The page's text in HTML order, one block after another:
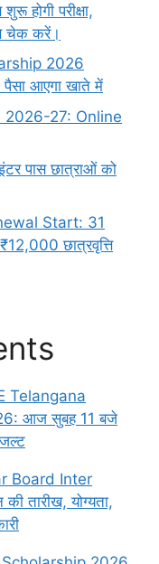
होगी परीक्षा,
चेक करें।
2026
आएगा खाते में
2026-27: Online
पास छात्राओं को
Start: 31
छात्रवृत्ति
Telangana
आज सुबह 11 बजे
Board Inter
तारीख, योग्यता,